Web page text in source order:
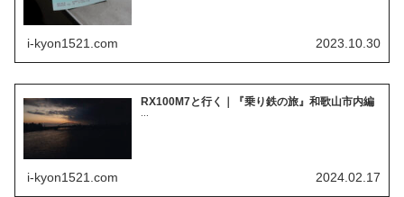
i-kyon1521.com 2023.10.30
RX100M7と行く｜『乗り鉄の旅』和歌山市内編
i-kyon1521.com 2024.02.17